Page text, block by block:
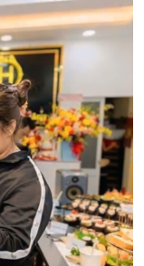
VÀ ỦNG HỘ
PHỐI CÁC
VÀ ỦNG HỘ
PHỐI CÁC